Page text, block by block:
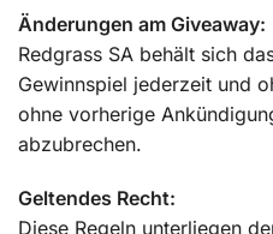
Änderungen am Giveaway:
Redgrass SA behält sich
Gewinnspiel jederzeit und
ohne vorherige
abzubrechen.
Geltendes Recht:
Diese Regeln unterliegen